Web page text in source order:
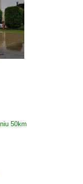
50km